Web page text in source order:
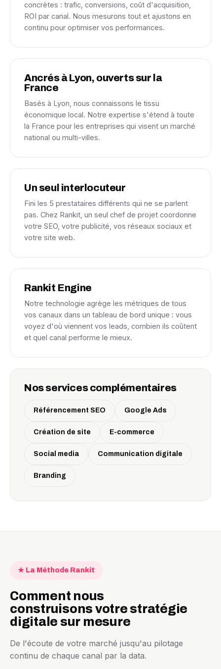
concrètes : trafic, conversions, coût d'acquisition,
ROI par canal. Nous mesurons tout et ajustons en
continu pour optimiser vos performances.
Ancrés à Lyon, ouverts sur la
France
Basés à Lyon, nous connaissons le tissu
économique local. Notre expertise s'étend à toute
la France pour les entreprises qui visent un marché
national ou multi-villes.
Un seul interlocuteur
Fini les 5 prestataires différents qui ne se parlent
pas. Chez Rankit, un seul chef de projet coordonne
votre SEO, votre publicité, vos réseaux sociaux et
votre site web.
Rankit Engine
Notre technologie agrège les métriques de tous
vos canaux dans un tableau de bord unique : vous
voyez d'où viennent vos leads, combien ils coûtent
et quel canal performe le mieux.
Nos services complémentaires
Référencement SEO Google Ads
Création de site E-commerce
Social media Communication digitale
Branding
★ La Méthode Rankit
Comment nous
construisons votre stratégie
digitale sur mesure
De l'écoute de votre marché jusqu'au pilotage
continu de chaque canal par la data.